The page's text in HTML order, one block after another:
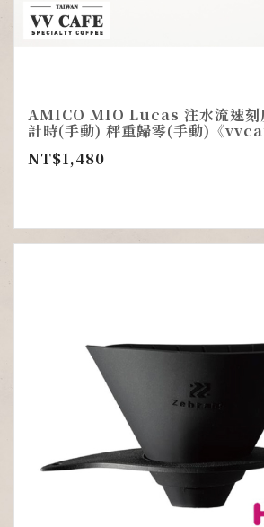
AMICO MIO Lucas 注水流速刻
計時(手動) 秤重歸零(手動)《
NT$1,480